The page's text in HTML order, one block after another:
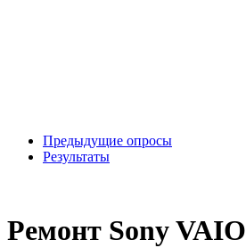
Предыдущие опросы
Результаты
Ремонт Sony